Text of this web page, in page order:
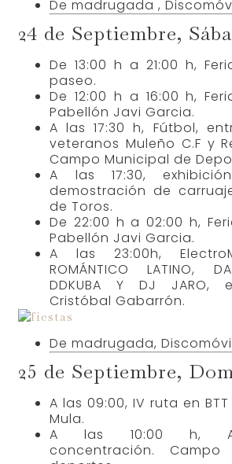
Mula.
A las 10:00 h,
concentración. Campo
deportes.
De 13:00 a 21:00h,
paseo.
De 12:00 h a 16:00 h,
Pabellón Javi García.
De 22:00 h a 02:00 h,
Pabellón Javi García.
A las 20:00 h,
Disfraces, con
Piratas de
Maldito.
A las 23:00 Gran
actuación del Grupo
A las 00:00 h,
De madrugada, Traca Fin